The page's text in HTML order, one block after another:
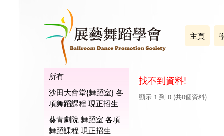
主頁
所有
沙田大會堂{舞蹈室} 各
項舞蹈課程 現正招生
葵青劇院 舞蹈室 各項
舞蹈課程 現正招生
找不到資料!
顯示 1 到 0 (共0個資料)